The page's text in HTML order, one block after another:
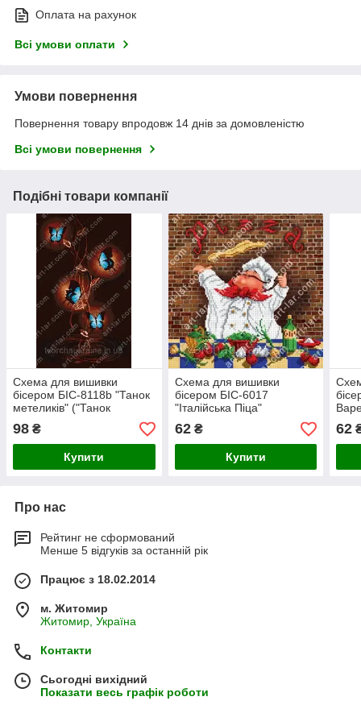
Оплата на рахунок
Всі умови оплати
Умови повернення
Повернення товару впродовж 14 днів за домовленістю
Всі умови повернення
Подібні товари компанії
Схема для вишивки
бісером БІС-8118b "Танок
метеликів" ("Танок
метеликів")
98 ₴
Купити
Схема для вишивки
бісером БІС-6017
"Італійська Піца"
("Італійська Піца")
62₴
Купити
62
Про нас
Рейтинг не сформований
Менше 5 відгуків за останній рік
Працює з 18.02.2014
м. Житомир
Житомир, Україна
Контакти
Сьогодні вихідний
Показати весь графік роботи